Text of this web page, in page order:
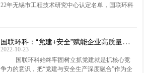
22年无锡市工程技术研究中心认定名单，国联环科
国联环科：“党建+安全”赋能企业高质量发展
2022-10-23
国联环科始终牢固树立抓党建就是抓核心竞
争力的意识，把“党建与安全生产深度融合”作为企